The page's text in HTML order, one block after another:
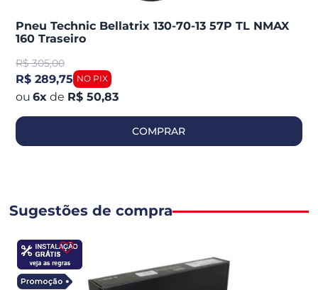
Pneu Technic Bellatrix 130-70-13 57P TL NMAX
160 Traseiro
R$ 305,00
R$ 289,75
6x de R$ 50,83
COMPRAR
Sugestões de compra